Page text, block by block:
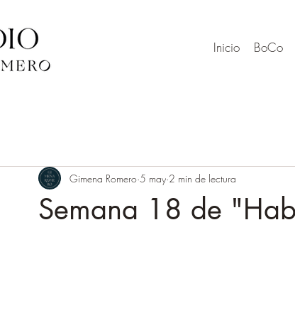
Inicio BoCo
Semana 18 de
Gimena Romero 5 may 2 min de lectura